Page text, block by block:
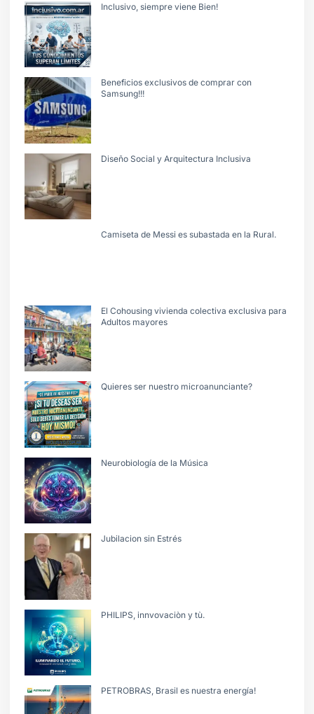
Inclusivo, siempre viene Bien!
Beneficios exclusivos de comprar con
Samsung!!!
Diseño Social y Arquitectura Inclusiva
Camiseta de Messi es subastada en la Rural.
El Cohousing vivienda colectiva exclusiva para
Adultos mayores
Quieres ser nuestro microanunciante?
Neurobiología de la Música
Jubilacion sin Estrés
PHILIPS, innvovaciòn y tù.
PETROBRAS, Brasil es nuestra energía!